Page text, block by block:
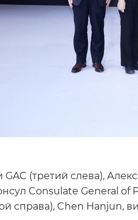
(третий слева),
Consulate General of
справа), Chen Hanjun,